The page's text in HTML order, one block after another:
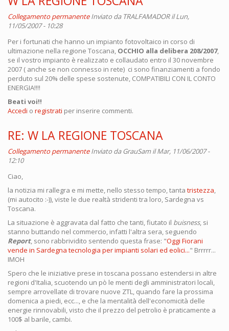
Collegamento permanente Inviato da TRALFAMADORil Lun,
11/05/2007 - 10:28
Per i fortunati che hanno un impianto fotovoltaico in corso di
ultimazione nella regione Toscana, OCCHIO alla delibera 208/2007,
se il vostro impianto è realizzato e collaudato entro il 30 novembre
2007 ( anche se non connesso in rete) ci sono finanziamenti a fondo
perduto sul 20% delle spese sostenute, COMPATIBILI CON IL CONTO
ENERGIA!!!!
Beati voi!!
Accedi o registrati per inserire commenti.
RE: W LA REGIONE TOSCANA
Collegamento permanente Inviato daGrauSamil Mar, 11/06/2007 -
12:10
Ciao,
la notizia mi rallegra e mi mette, nello stesso tempo, tanta tristezza
(mi autocito :-)), viste le due realtà stridenti tra loro, Sardegna vs
Toscana.
La situazione è aggravata dal fatto che tanti, fiutato il buisness, si
stanno buttando nel commercio, infatti l'altra sera, seguendo
Report, sono rabbrividito sentendo questa frase: "Oggi Fiorani
vende in Sardegna tecnologia per impianti solari ed eolici..." Brrrrr...
IMOH
Spero che le iniziative prese in toscana possano estendersi in altre
regioni d'Italia, scuotendo un pò le menti degli amministratori locali,
sempre arrovellate di trovare nuove ZTL, quando fare la prossima
domenica a piedi, ecc..., e che la mentalità dell'economicità delle
energie rinnovabili, visto che il prezzo del petrolio è praticamente a
100$ al barile, cambi.